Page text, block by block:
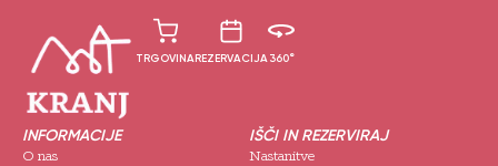
TRGOVINAREZERVACIJA360°
INFORMACIJE
O nas
IŠČI IN REZERVIRAJ
Nastanitve